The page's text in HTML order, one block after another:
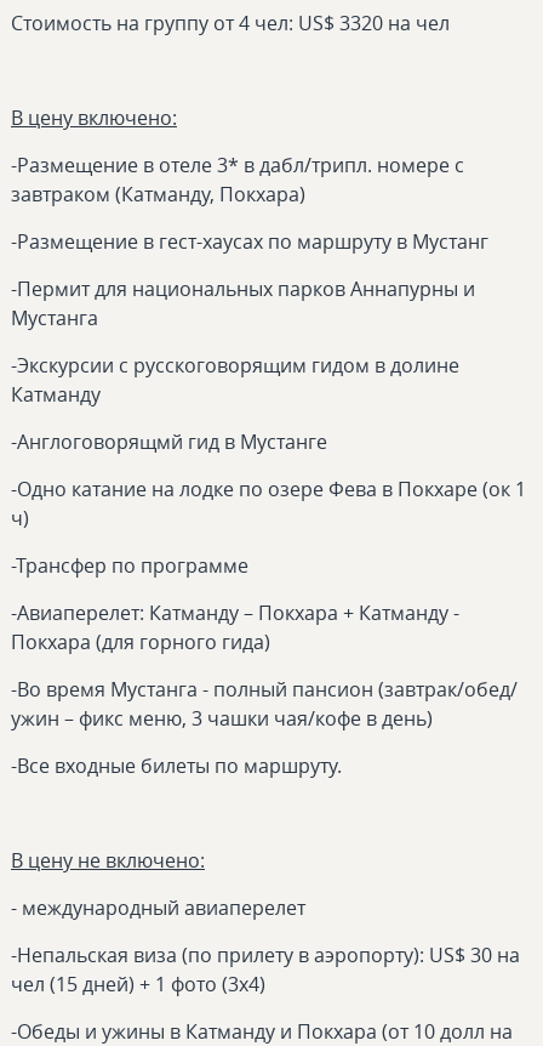
Стоимость на группу от 4 чел: US$ 3320 на чел
В цену включено:
-Размещение в отеле 3* в дабл/трипл. номере с
завтраком (Катманду, Покхара)
-Размещение в гест-хаусах по маршруту в Мустанг
-Пермит для национальных парков Аннапурны и
Мустанга
-Экскурсии с русскоговорящим гидом в долине
Катманду
-Англоговорящмй гид в Мустанге
-Одно катание на лодке по озере Фева в Покхаре (ок 1
ч)
-Трансфер по программе
-Авиаперелет: Катманду – Покхара + Катманду -
Покхара (для горного гида)
-Во время Мустанга - полный пансион (завтрак/обед/
ужин – фикс меню, 3 чашки чая/кофе в день)
-Все входные билеты по маршруту.
В цену не включено:
- международный авиаперелет
-Непальская виза (по прилету в аэропорту): US$ 30 на
чел (15 дней) + 1 фото (3х4)
-Обеды и ужины в Катманду и Покхара (от 10 долл на